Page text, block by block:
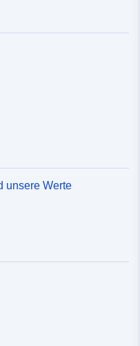
unsere Werte